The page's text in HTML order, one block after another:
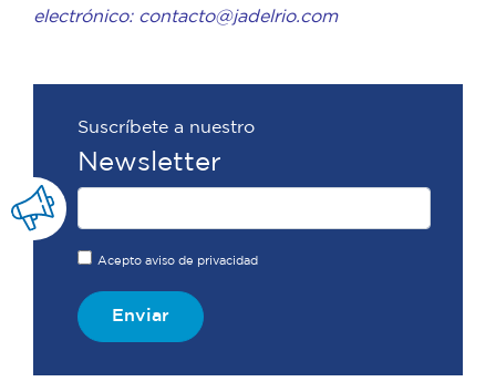
electrónico: contacto@jadelrio.com
Suscríbete a nuestro
Newsletter
Acepto aviso de privacidad
Enviar